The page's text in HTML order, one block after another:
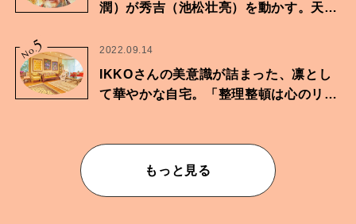
潤）が秀吉（池松壮亮）を動かす。天下
No.
5 2022.09.14
IKKOさんの美意識が詰まった、凛とし
て華やかな自宅。「整理整頓は心のリズ
もっと見る